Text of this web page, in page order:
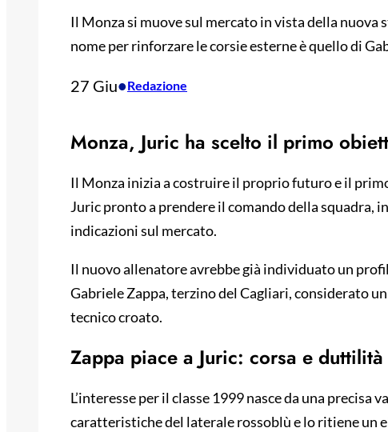
Il Monza si muove sul mercato in vista della nuova
nome per rinforzare le corsie esterne è quello di
27 Giu•Redazione
Monza, Juric ha scelto il primo
Il Monza inizia a costruire il proprio futuro e il
Juric pronto a prendere il comando della squadra,
indicazioni sul mercato.
Il nuovo allenatore avrebbe già individuato un
Gabriele Zappa, terzino del Cagliari, considerato
tecnico croato.
Zappa piace a Juric: corsa e
L’interesse per il classe 1999 nasce da una precisa
caratteristiche del laterale rossoblù e lo ritiene un